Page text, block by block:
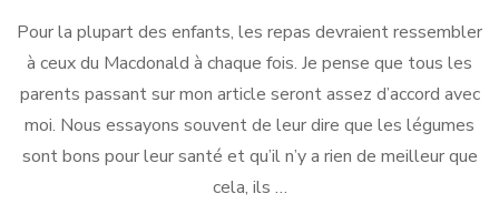
Pour la plupart des enfants, les repas devraient ressembler
à ceux du Macdonald à chaque fois. Je pense que tous les
parents passant sur mon article seront assez d’accord avec
moi. Nous essayons souvent de leur dire que les légumes
sont bons pour leur santé et qu’il n’y a rien de meilleur que
cela, ils …